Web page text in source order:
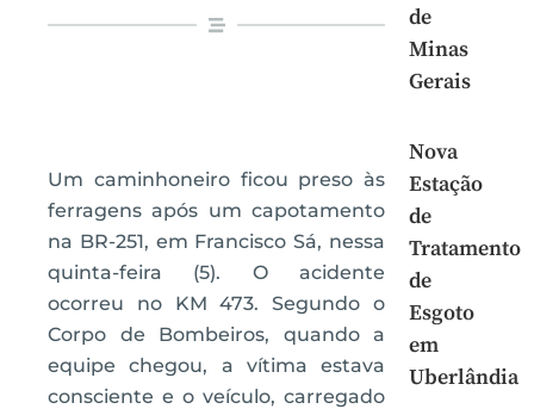
Um caminhoneiro ficou preso às
ferragens após um capotamento
na BR-251, em Francisco Sá, nessa
quinta-feira (5). O acidente
ocorreu no KM 473. Segundo o
Corpo de Bombeiros, quando a
equipe chegou, a vítima estava
consciente e o veículo, carregado
de
Minas
Gerais
Nova
Estação
de
Tratamento
de
Esgoto
em
Uberlândia